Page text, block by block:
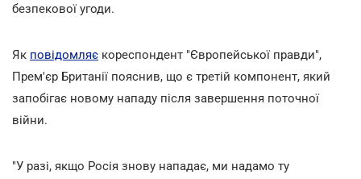
безпекової угоди.
Як повідомляє кореспондент "Європейської правди",
Прем'єр Британії пояснив, що є третій компонент, який
запобігає новому нападу після завершення поточної
війни.
"У разі, якщо Росія знову нападає, ми надамо ту